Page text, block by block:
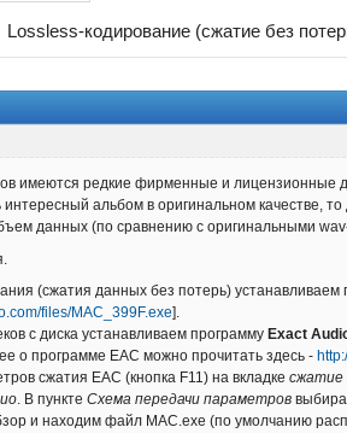
Lossless-кодирование (сжатие без
имеются редкие фирменные и лицензионные
альбом в оригинальном качестве,
данных (по сравнению с оригинальными
(сжатия данных без потерь) устанавливаем
files/MAC_399F.exe].
с диска устанавливаем программу Exact
о программе EAC можно прочитать здесь -
сжатия EAC (кнопка F11) на вкладке сжатие
. В пункте Схема передачи параметров
и находим файл MAC.exe (по умолчанию